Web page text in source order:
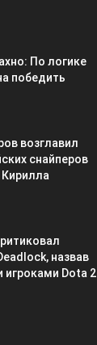
По логике
победить
возглавил
снайперов
назвав
Dota 2